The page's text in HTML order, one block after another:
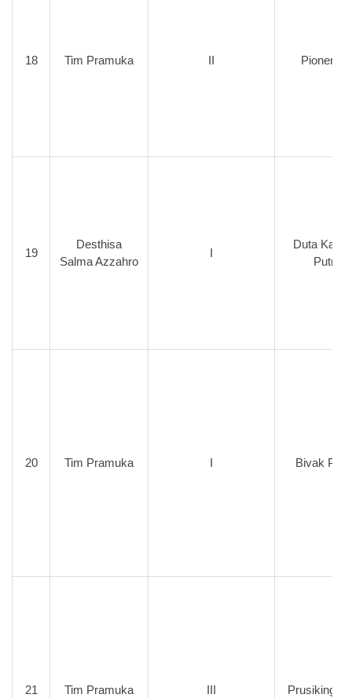
18 Tim Pramuka II Pionering
19
Desthisa
Salma Azzahro
I
Duta
Putri
20 Tim Pramuka I Bivak
21 Tim Pramuka III Prusiking